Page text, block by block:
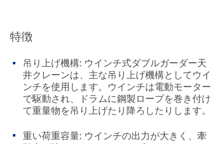
特徴
吊り上げ機構: ウインチ式ダブルガーダー天
井クレーンは、主な吊り上げ機構としてウイ
ンチを使用します。ウインチは電動モーター
で駆動され、ドラムに鋼製ロープを巻き付け
て重量物を吊り上げたり降ろしたりします。
重い荷重容量: ウインチの出力が大きく、牽